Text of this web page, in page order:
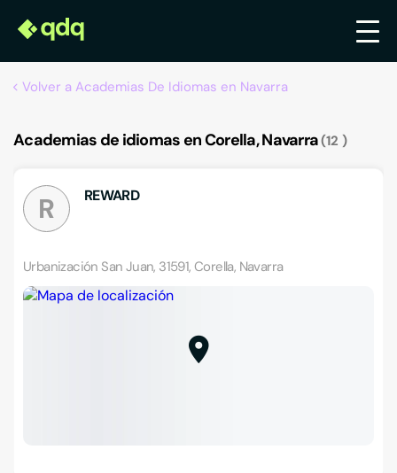
Volver a Academias De Idiomas en Navarra
Academias de idiomas en Corella, Navarra 12
R REWARD
Urbanización San Juan, 31591, Corella, Navarra